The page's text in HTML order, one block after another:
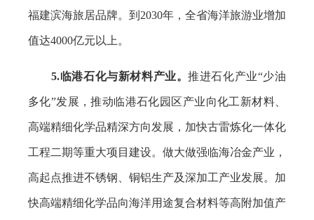
福建滨海旅居品牌。到2030年，全省海洋旅游业增加
值达4000亿元以上。
5.临港石化与新材料产业。推进石化产业“少油
多化”发展，推动临港石化园区产业向化工新材料、
高端精细化学品精深方向发展，加快古雷炼化一体化
工程二期等重大项目建设。做大做强临海冶金产业，
高起点推进不锈钢、铜铝生产及深加工产业发展。加
快高端精细化学品向海洋用途复合材料等高附加值产